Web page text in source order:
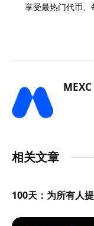
享受最热门代币、
相关文章
100天：为所有人